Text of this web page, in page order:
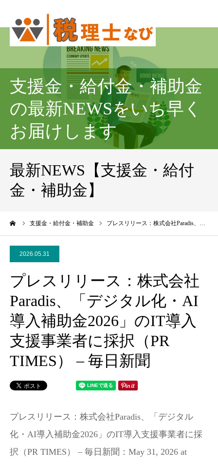
支援金・給付金・補助金
の最新NEWSをいち早く
お届けします
最新NEWS【支援金・給付
金・補助金】
支援金・給付金・補助金 プレスリリース：株式会社Paradis、…
2026.05.31
プレスリリース：株式会社
Paradis、「デジタル化・AI
導入補助金2026」のIT導入
支援事業者に採択（PR
TIMES） – 毎日新聞
プレスリリース：株式会社Paradis、「デジタル
化・AI導入補助金2026」のIT導入支援事業者に採
択（PR TIMES） – 毎日新聞：May 31, 2026 at